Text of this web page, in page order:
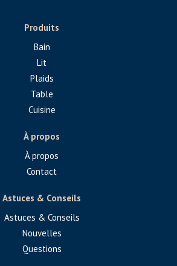
Produits
Bain
Lit
Plaids
Table
Cuisine
À propos
À propos
Contact
Astuces & Conseils
Astuces & Conseils
Nouvelles
Questions